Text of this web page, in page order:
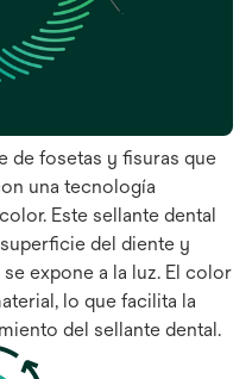
de fosetas y fisuras que
una tecnología
Este sellante dental
del diente y
expone a la luz. El color
lo que facilita la
del sellante dental.